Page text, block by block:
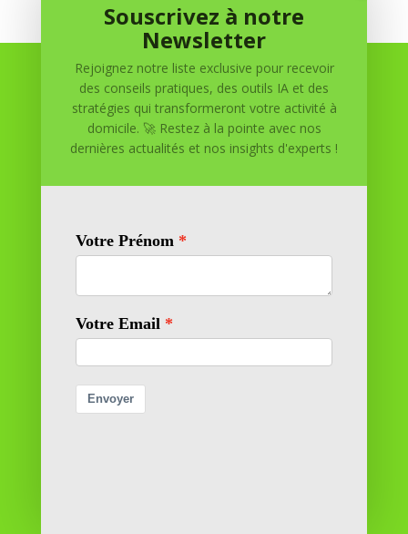
pour atteindre vos objectifs depuis le confort de votre
SOMMAIRE DU SITE
Souscrivez à notre
Newsletter
Rejoignez notre liste exclusive pour recevoir
des conseils pratiques, des outils IA et des
stratégies qui transformeront votre activité à
domicile. 🚀 Restez à la pointe avec nos
dernières actualités et nos insights d'experts !